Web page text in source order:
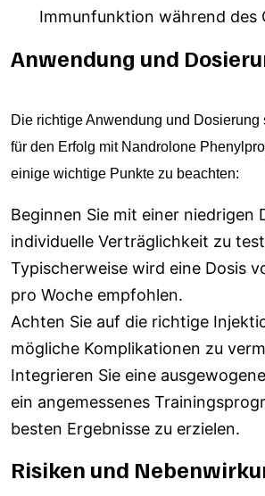
Immunfunktion während des
Anwendung und
Die richtige Anwendung und Dosierung
für den Erfolg mit Nandrolone
einige wichtige Punkte zu beachten:
Beginnen Sie mit einer niedrigen
individuelle Verträglichkeit zu
Typischerweise wird eine Dosis
pro Woche empfohlen.
Achten Sie auf die richtige
mögliche Komplikationen zu
Integrieren Sie eine
ein angemessenes
besten Ergebnisse zu erzielen.
Risiken und